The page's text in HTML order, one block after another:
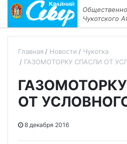
Чукотского
Главная Новости
Чукотка
ГАЗОМОТОРКУ СПАСЛИ ОТ
ОТ
8 декабря 2016